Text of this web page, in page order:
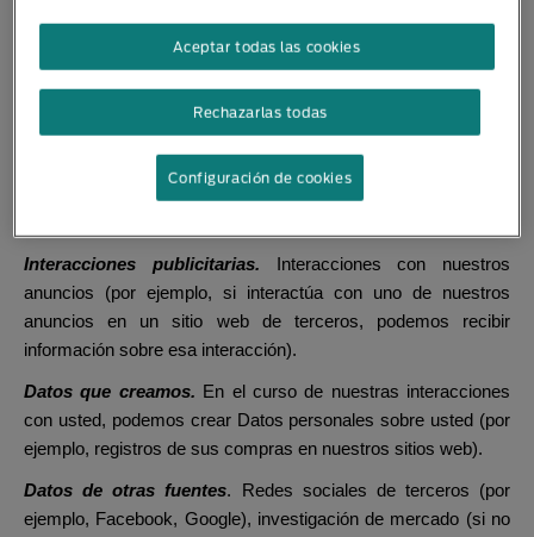
entre usted y Nestlé.
Centro de Servicios al Consumidor de Nestlé. Llamadas a
nuestro centro de servicios al consumidor.
Formularios de registro en papel. Formularios de registro
Interacciones publicitarias.
Interacciones con nuestros
anuncios (por ejemplo, si interactúa con uno de nuestros
anuncios en un sitio web de terceros, podemos recibir
información sobre esa interacción).
Datos que creamos. En el curso de nuestras interacciones
con usted, podemos crear Datos personales sobre usted (por
ejemplo, registros de sus compras en nuestros sitios web).
Datos de otras fuentes. Redes sociales de terceros (por
ejemplo, Facebook, Google), investigación de mercado (si no
Rechazarlas todas
Aceptar todas las cookies
Configuración de cookies